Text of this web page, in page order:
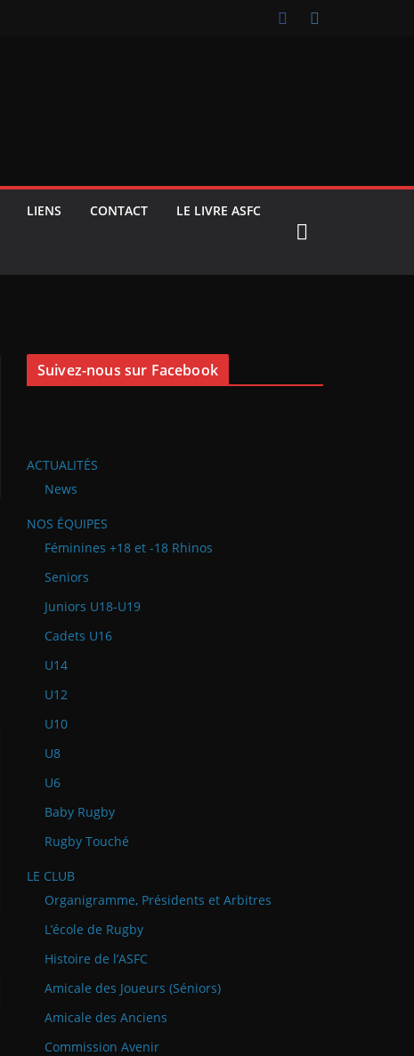
LIENS CONTACT LE LIVRE ASFC
Suivez-nous sur Facebook
ACTUALITÉS
News
NOS ÉQUIPES
Féminines +18 et -18 Rhinos
Seniors
Juniors U18-U19
Cadets U16
U14
U12
U10
U8
U6
Baby Rugby
Rugby Touché
LE CLUB
Organigramme, Présidents et Arbitres
L’école de Rugby
Histoire de l’ASFC
Amicale des Joueurs (Séniors)
Amicale des Anciens
Commission Avenir